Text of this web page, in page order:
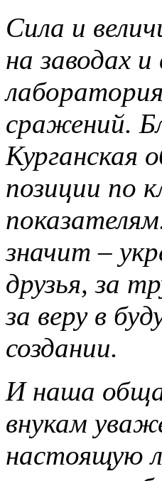
Сила и
на заводах
сражений.
Курганская
позиции по
значит –
друзья, за
за веру в
создании.
И наша
внукам
настоящую